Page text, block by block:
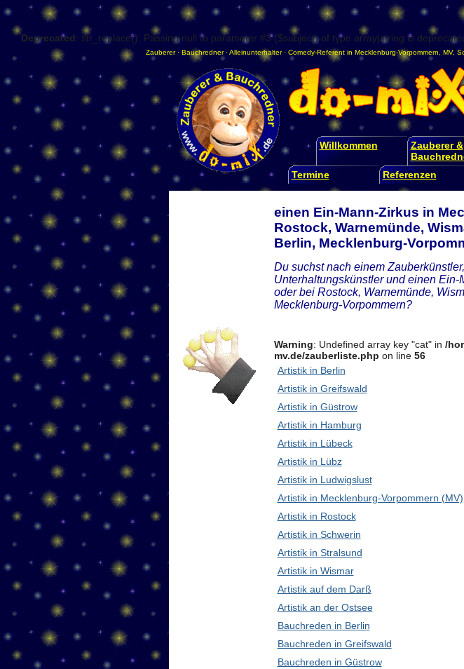
Deprecated: str_replace(): Passing null to parameter #3 ($subject) of type array|string is
Zauberer· Bauchredner·Alleinunterhalter· Comedy-Referent in Mecklenburg-Vorpommern MV,
Willkommen
Zauberer &
Termine Referenzen
einen Ein-Mann-Zirkus in
Rostock, Warnemünde,
Berlin, Mecklenburg-
Du suchst nach einem
Unterhaltungskünstler und einen
oder bei Rostock, Warnemünde,
Mecklenburg-Vorpommern?
Warning: Undefined array key "cat" in /
mv.de/zauberliste.php on line 56
Artistik in Berlin
Artistik in Greifswald
Artistik in Güstrow
Artistik in Hamburg
Artistik in Lübeck
Artistik in Lübz
Artistik in Ludwigslust
Artistik in Mecklenburg-Vorpommern (MV)
Artistik in Rostock
Artistik in Schwerin
Artistik in Stralsund
Artistik in Wismar
Artistik auf dem Darß
Artistik an der Ostsee
Bauchreden in Berlin
Bauchreden in Greifswald
Bauchreden in Güstrow